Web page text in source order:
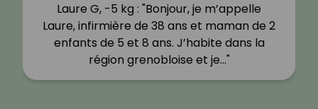
Laure G, -5 kg : "Bonjour, je m’appelle
Laure, infirmière de 38 ans et maman de 2
enfants de 5 et 8 ans. J’habite dans la
région grenobloise et je…"